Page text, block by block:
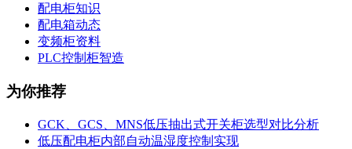
配电柜知识
配电箱动态
变频柜资料
PLC控制柜智造
为你推荐
GCK、GCS、MNS低压抽出式开关柜选型对比分析
低压配电柜内部自动温湿度控制实现